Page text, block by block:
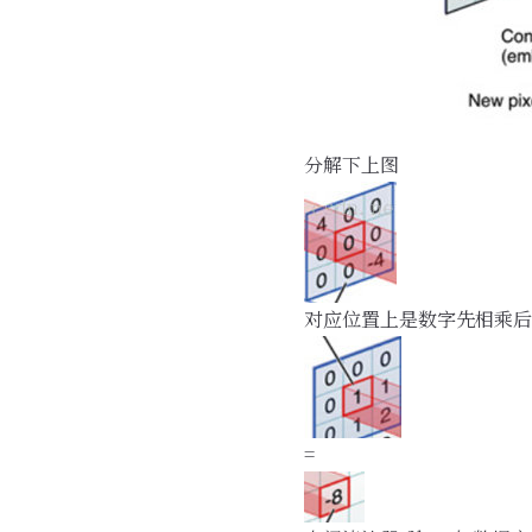
分解下上图
对应位置上是数字先相乘
=